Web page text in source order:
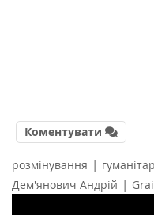
Коментувати
розмінування |
Дем'янович Андрій |